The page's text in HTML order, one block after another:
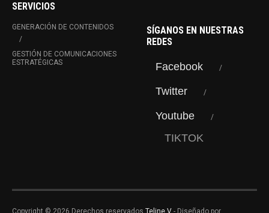
SERVICIOS
GENERACIÓN DE CONTENIDOS
GESTIÓN DE COMUNICACIONES
ESTRATÉGICAS
SÍGANOS EN NUESTRAS
REDES
Facebook
Twitter
Youtube
TIKTOK